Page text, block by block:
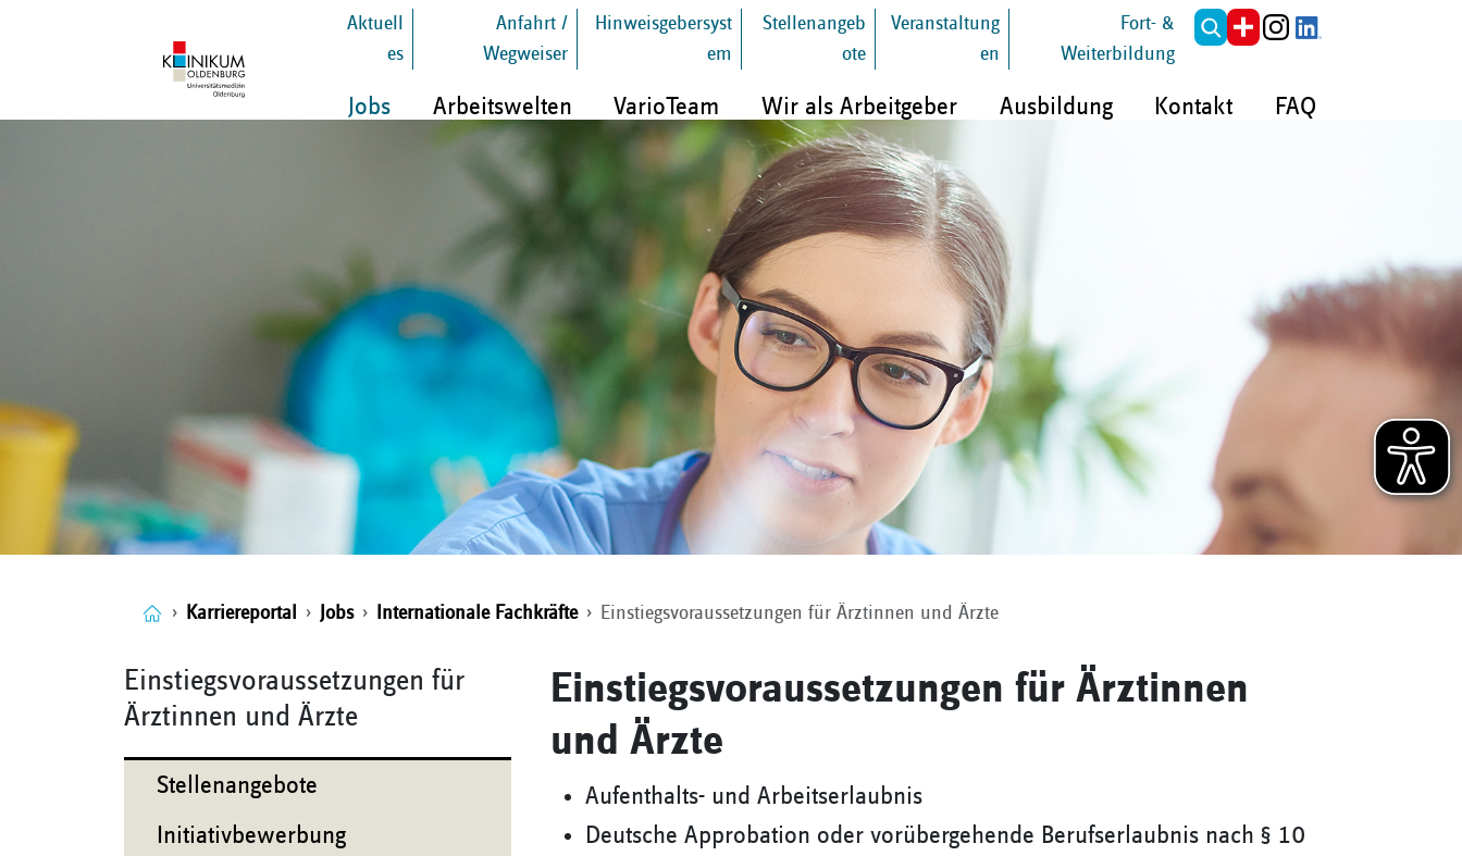
Aktuell
es
Anfahrt /
Wegweiser
Hinweisgebersyst
em
Stellenangeb
ote
Veranstaltung
en
Fort- &
Weiterbildung
Jobs Arbeitswelten VarioTeam Wir als Arbeitgeber Ausbildung Kontakt FAQ
Karriereportal Jobs Internationale Fachkräfte Einstiegsvoraussetzungen für Ärztinnen und Ärzte
Einstiegsvoraussetzungen für
Ärztinnen und Ärzte
Stellenangebote
Initiativbewerbung
Einstiegsvoraussetzungen für Ärztinnen
und Ärzte
Aufenthalts- und Arbeitserlaubnis
Deutsche Approbation oder vorübergehende Berufserlaubnis nach § 10